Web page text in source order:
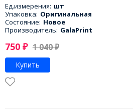
Ед.измерения: шт
Упаковка: Оригинальная
Состояние: Новое
Производитель: GalaPrint
750 ₽ 1 040₽
Купить